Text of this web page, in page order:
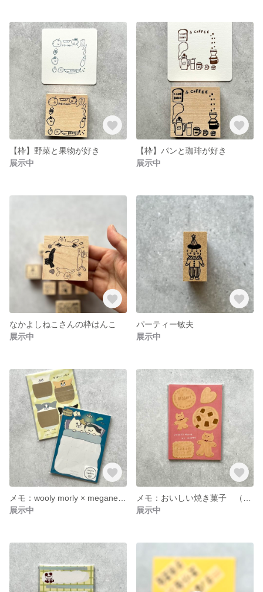
【枠】野菜と果物が好き
展示中
【枠】パンと珈琲が好き
展示中
なかよしねこさんの枠はんこ
展示中
パーティー敏夫
展示中
展示中
展示中